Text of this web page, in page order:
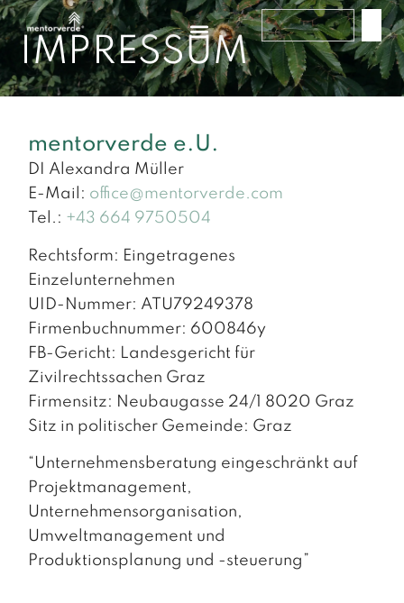
IMPRESSUM
mentorverde e.U.
DI Alexandra Müller
E-Mail: office@mentorverde.com
Tel.: +43 664 9750504
Rechtsform: Eingetragenes
Einzelunternehmen
UID-Nummer: ATU79249378
Firmenbuchnummer: 600846y
FB-Gericht: Landesgericht für
Zivilrechtssachen Graz
Firmensitz: Neubaugasse 24/1 8020 Graz
Sitz in politischer Gemeinde: Graz
“Unternehmensberatung eingeschränkt auf
Projektmanagement,
Unternehmensorganisation,
Umweltmanagement und
Produktionsplanung und -steuerung”